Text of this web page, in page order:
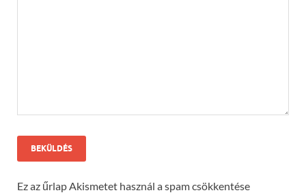
Ez az űrlap Akismetet használ a spam csökkentése